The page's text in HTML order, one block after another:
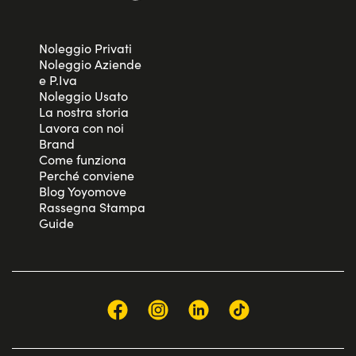
Noleggio Privati
Noleggio Aziende
e P.Iva
Noleggio Usato
La nostra storia
Lavora con noi
Brand
Come funziona
Perché conviene
Blog Yoyomove
Rassegna Stampa
Guide